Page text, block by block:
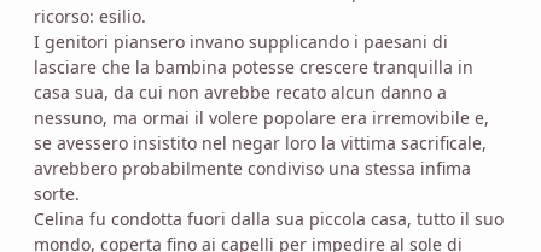
ricorso: esilio.
I genitori piansero invano supplicando i paesani di
lasciare che la bambina potesse crescere tranquilla in
casa sua, da cui non avrebbe recato alcun danno a
nessuno, ma ormai il volere popolare era irremovibile e,
se avessero insistito nel negar loro la vittima sacrificale,
avrebbero probabilmente condiviso una stessa infima
sorte.
Celina fu condotta fuori dalla sua piccola casa, tutto il suo
mondo, coperta fino ai capelli per impedire al sole di